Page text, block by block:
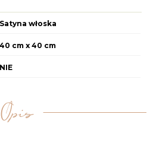
Satyna włoska
40 cm x 40 cm
NIE
Opis